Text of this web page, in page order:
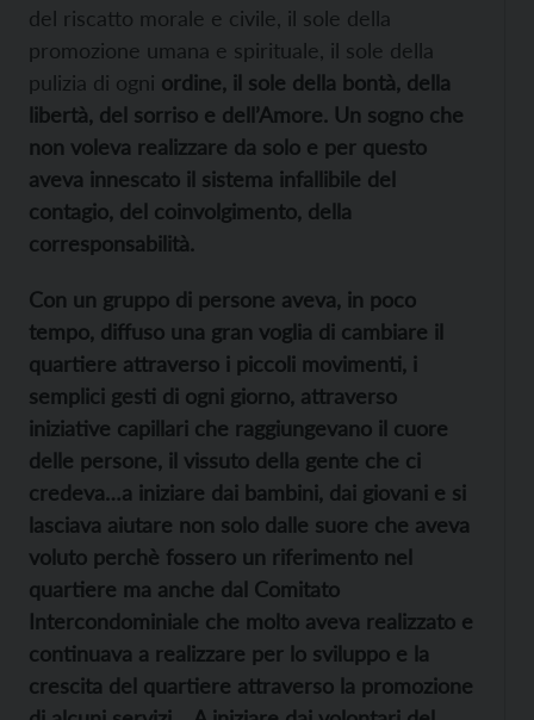
del riscatto morale e civile, il sole della
promozione umana e spirituale, il sole della
pulizia di ogni ordine, il sole della bontà, della
libertà, del sorriso e dell’Amore. Un sogno che
non voleva realizzare da solo e per questo
aveva innescato il sistema infallibile del
contagio, del coinvolgimento, della
corresponsabilità.
Con un gruppo di persone aveva, in poco
tempo, diffuso una gran voglia di cambiare il
quartiere attraverso i piccoli movimenti, i
semplici gesti di ogni giorno, attraverso
iniziative capillari che raggiungevano il cuore
delle persone, il vissuto della gente che ci
credeva…a iniziare dai bambini, dai giovani e si
lasciava aiutare non solo dalle suore che aveva
voluto perchè fossero un riferimento nel
quartiere ma anche dal Comitato
Intercondominiale che molto aveva realizzato e
continuava a realizzare per lo sviluppo e la
crescita del quartiere attraverso la promozione